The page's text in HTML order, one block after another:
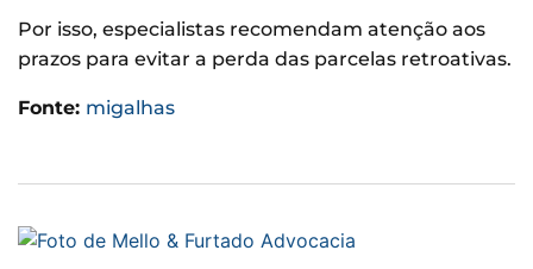
Por isso, especialistas recomendam atenção aos
prazos para evitar a perda das parcelas retroativas.
Fonte: migalhas